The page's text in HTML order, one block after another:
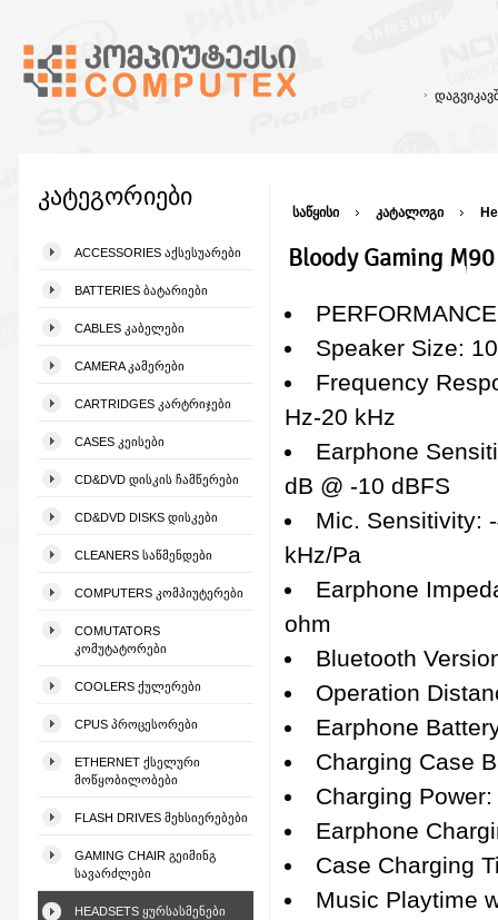
კატეგორიები
ACCESSORIES ᲐᲥᲡᲔᲡᲣᲐᲠᲔᲑᲘ
BATTERIES ᲑᲐᲢᲐᲠᲘᲔᲑᲘ
CABLES ᲙᲐᲑᲔᲚᲔᲑᲘ
CAMERA ᲙᲐᲛᲔᲠᲔᲑᲘ
CARTRIDGES ᲙᲐᲠᲢᲠᲘᲯᲔᲑᲘ
CASES ᲙᲔᲘᲡᲔᲑᲘ
CD&DVD ᲓᲘᲡᲙᲘᲡ ᲩᲐᲛᲬᲔᲠᲔᲑᲘ
CD&DVD DISKS ᲓᲘᲡᲙᲔᲑᲘ
CLEANERS ᲡᲐᲬᲛᲔᲜᲓᲔᲑᲘ
COMPUTERS ᲙᲝᲛᲞᲘᲣᲢᲔᲠᲔᲑᲘ
COMUTATORS
ᲙᲝᲛᲣᲢᲐᲢᲝᲠᲔᲑᲘ
COOLERS ᲥᲣᲚᲔᲠᲔᲑᲘ
CPUS ᲞᲠᲝᲪᲔᲡᲝᲠᲔᲑᲘ
ETHERNET ᲥᲡᲔᲚᲣᲠᲘ
ᲛᲝᲬᲧᲝᲑᲘᲚᲝᲑᲔᲑᲘ
FLASH DRIVES ᲛᲔᲮᲡᲘᲔᲠᲔᲑᲔᲑᲘ
GAMING CHAIR ᲒᲔᲘᲛᲘᲜᲒ
ᲡᲐᲕᲐᲠᲫᲚᲔᲑᲘ
HEADSETS ᲧᲣᲠᲡᲐᲡᲛᲔᲜᲔᲑᲘ
საწყისი კატალოგი
Bloody Gaming
PERFORMANCE
Speaker Size:
Frequency
Hz-20 kHz
Earphone
dB @ -10 dBFS
Mic. Sensitivity:
kHz/Pa
Earphone
ohm
Bluetooth
Operation
Earphone
Charging Case
Charging
Earphone
Case Charging
Music Playtime